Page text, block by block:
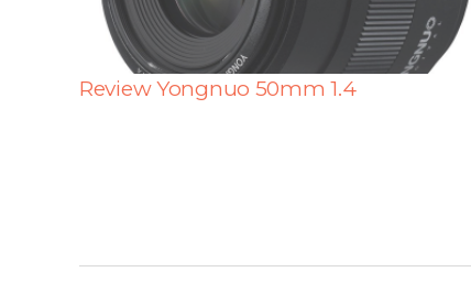
Review Yongnuo 50mm 1.4